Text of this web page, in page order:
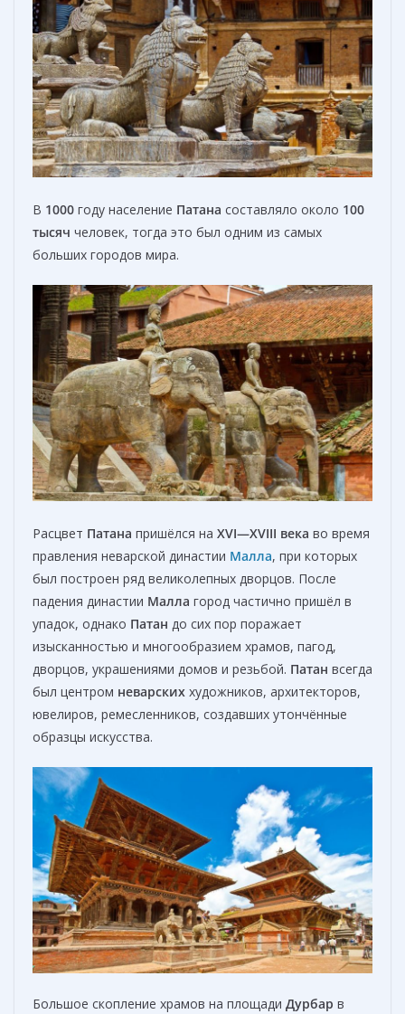
В 1000 году население Патана составляло около 100
тысяч человек, тогда это был одним из самых
больших городов мира.
Расцвет Патана пришёлся на XVI—XVIII века во время
правления неварской династии Малла, при которых
был построен ряд великолепных дворцов. После
падения династии Малла город частично пришёл в
упадок, однако Патан до сих пор поражает
изысканностью и многообразием храмов, пагод,
дворцов, украшениями домов и резьбой. Патан всегда
был центром неварских художников, архитекторов,
ювелиров, ремесленников, создавших утончённые
образцы искусства.
Большое скопление храмов на площади Дурбар в